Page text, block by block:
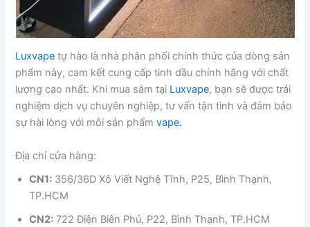
Luxvape tự hào là nhà phân phối chính thức của dòng sản
phẩm này, cam kết cung cấp tinh dầu chính hãng với chất
lượng cao nhất. Khi mua sắm tại Luxvape, bạn sẽ được trải
nghiệm dịch vụ chuyên nghiệp, tư vấn tận tình và đảm bảo
sự hài lòng với mỗi sản phẩmvape.
Địa chỉ cửa hàng:
CN1: 356/36D Xô Viết Nghệ Tĩnh, P25, Bình Thạnh,
TP.HCM
CN2: 722 Điện Biên Phủ, P22, Bình Thạnh, TP.HCM